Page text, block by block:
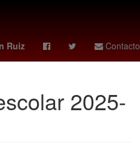
Ruiz Contacto
2025-